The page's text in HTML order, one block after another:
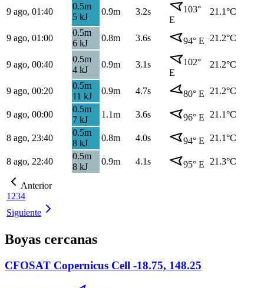
9 ago, 01:40
0.5m
5 kJ
0.9m 3.2s 103°
E
21.1°C
9 ago, 01:00
0.5m
6 kJ
0.8m 3.6s 94° E 21.2°C
9 ago, 00:40
0.5m
4 kJ
0.9m 3.1s 102°
E
21.2°C
9 ago, 00:20
0.5m
11 kJ
0.9m 4.7s 80° E 21.2°C
9 ago, 00:00
0.5m
7 kJ
1.1m 3.6s 96° E 21.1°C
8 ago, 23:40
0.5m
8 kJ
0.8m 4.0s 94° E 21.1°C
8 ago, 22:40
0.5m
8 kJ
0.9m 4.1s 95° E 21.3°C
Anterior
1 234
Siguiente
Boyas cercanas
CFOSAT Copernicus Cell -18.75, 148.25